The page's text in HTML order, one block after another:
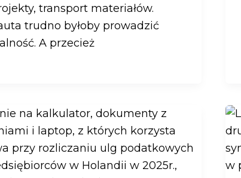
transport materiałów.
trudno byłoby prowadzić
A przecież